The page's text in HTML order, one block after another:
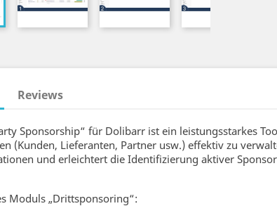
Reviews
Sponsorship“ für Dolibarr ist ein leistungsstarkes
(Kunden, Lieferanten, Partner usw.) effektiv zu
und erleichtert die Identifizierung aktiver
Moduls „Drittsponsoring“: